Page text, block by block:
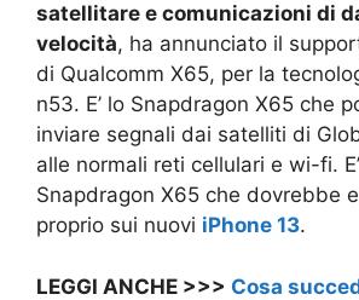
satellitare e comunicazioni di
velocità, ha annunciato il
di Qualcomm X65, per la
n53. E’ lo Snapdragon X65 che
inviare segnali dai satelliti di
alle normali reti cellulari e wi-fi.
Snapdragon X65 che dovrebbe
proprio sui nuovi iPhone 13.
LEGGI ANCHE >>> Cosa